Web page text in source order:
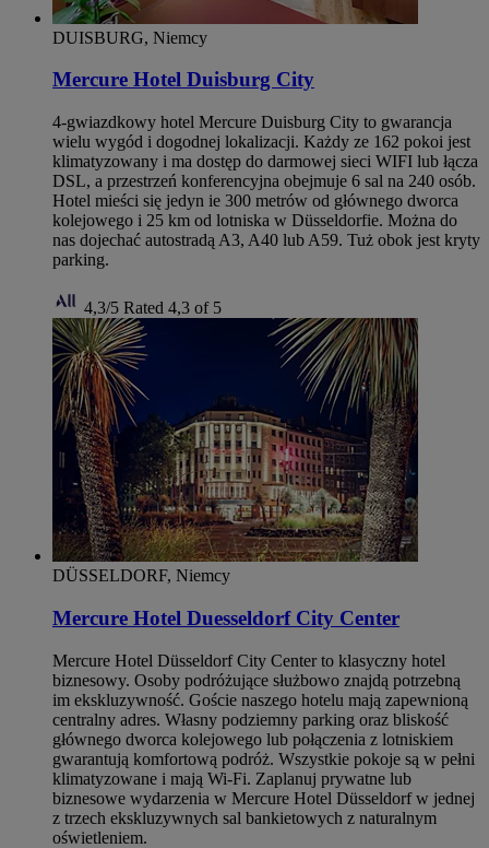
DUISBURG, Niemcy
Mercure Hotel Duisburg City
4-gwiazdkowy hotel Mercure Duisburg City to gwarancja
wielu wygód i dogodnej lokalizacji. Każdy ze 162 pokoi jest
klimatyzowany i ma dostęp do darmowej sieci WIFI lub łącza
DSL, a przestrzeń konferencyjna obejmuje 6 sal na 240 osób.
Hotel mieści się jedyn ie 300 metrów od głównego dworca
kolejowego i 25 km od lotniska w Düsseldorfie. Można do
nas dojechać autostradą A3, A40 lub A59. Tuż obok jest kryty
parking.
4,3/5 Rated 4,3 of 5
DÜSSELDORF, Niemcy
Mercure Hotel Duesseldorf City Center
Mercure Hotel Düsseldorf City Center to klasyczny hotel
biznesowy. Osoby podróżujące służbowo znajdą potrzebną
im ekskluzywność. Goście naszego hotelu mają zapewnioną
centralny adres. Własny podziemny parking oraz bliskość
głównego dworca kolejowego lub połączenia z lotniskiem
gwarantują komfortową podróż. Wszystkie pokoje są w pełni
klimatyzowane i mają Wi‑Fi. Zaplanuj prywatne lub
biznesowe wydarzenia w Mercure Hotel Düsseldorf w jednej
z trzech ekskluzywnych sal bankietowych z naturalnym
oświetleniem.